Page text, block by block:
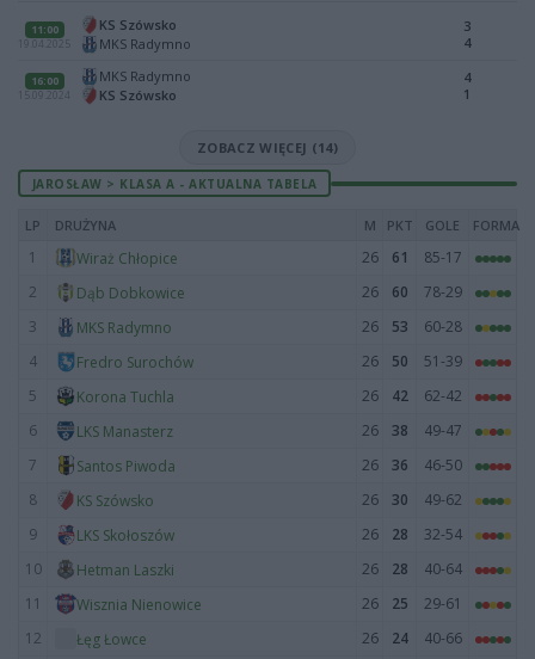
11:00
19.04.2025
KS Szówsko
MKS Radymno
3
4
16:00
15.09.2024
MKS Radymno
KS Szówsko
4
1
ZOBACZ WIĘCEJ (14)
JAROSŁAW > KLASA A - AKTUALNA TABELA
LP DRUŻYNA M PKT GOLE FORMA
1 Wiraż Chłopice 26 61
85-17
2
Dąb Dobkowice 26 60
78-29
3
MKS Radymno 26 53
60-28
4
Fredro Surochów 26 50
51-39
5
Korona Tuchla 26 42
62-42
6
LKS Manasterz 26 38
49-47
7
Santos Piwoda 26 36
46-50
8
KS Szówsko 26 30
49-62
9
LKS Skołoszów 26 28
32-54
10
Hetman Laszki 26 28
40-64
11
Wisznia Nienowice 26 25
29-61
12
Łęg Łowce 26 24
40-66